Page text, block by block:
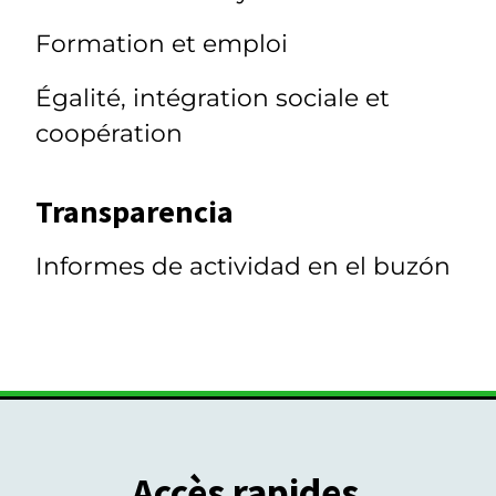
Formation et emploi
Égalité, intégration sociale et
coopération
Transparencia
Informes de actividad en el buzón